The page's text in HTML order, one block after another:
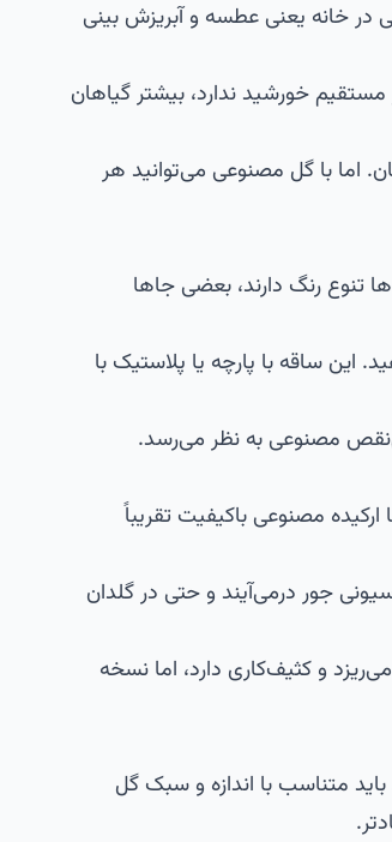
خانه یعنی عطسه و آبریزش بینی
مستقیم خورشید ندارد، بیشتر گیاهان
اما با گل مصنوعی می‌توانید هر
تنوع رنگ دارند، بعضی جاها
ساقه با پارچه یا پلاستیک با
مصنوعی به نظر می‌رسد.
مصنوعی باکیفیت تقریباً
جور درمی‌آیند و حتی در گلدان
و کثیف‌کاری دارد، اما نسخه
متناسب با اندازه و سبک گل